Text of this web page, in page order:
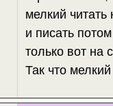
мелкий
и писать
только вот на
Так что